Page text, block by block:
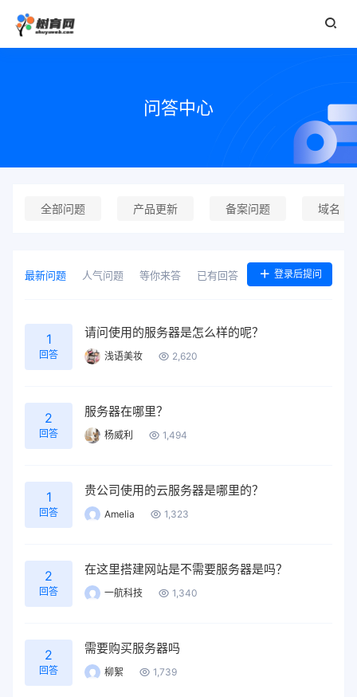
问答中心
全部问题 产品更新 备案问题 域名
最新问题 人气问题 等你来答 已有回答 登录后提问
1
回答
请问使用的服务器是怎么样的呢？
浅语美妆 2,620
2
回答
服务器在哪里？
杨威利 1,494
1
回答
贵公司使用的云服务器是哪里的？
Amelia 1,323
2
回答
在这里搭建网站是不需要服务器是吗？
一航科技 1,340
2
回答
需要购买服务器吗
柳絮 1,739